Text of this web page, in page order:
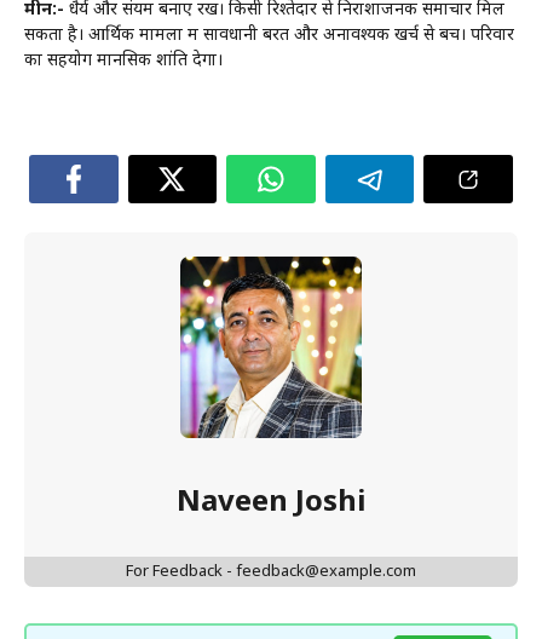
मीन:- धैर्य और संयम बनाए रखें। किसी रिश्तेदार से निराशाजनक समाचार मिल
सकता है। आर्थिक मामलों में सावधानी बरतें और अनावश्यक खर्च से बचें। परिवार
का सहयोग मानसिक शांति देगा।
Naveen Joshi
For Feedback - feedback@example.com